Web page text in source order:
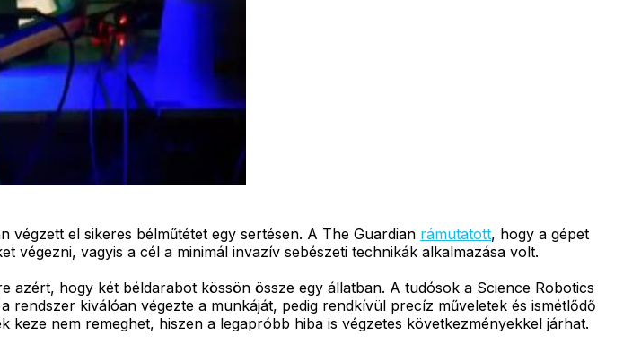
el sikeres bélműtétet egy sertésen. A The Guardian rámutatott, hogy a gépet
vagyis a cél a minimál invazív sebészeti technikák alkalmazása volt.
hogy két béldarabot kössön össze egy állatban. A tudósok a Science Robotics
kiválóan végezte a munkáját, pedig rendkívül precíz műveletek és ismétlődő
nem remeghet, hiszen a legapróbb hiba is végzetes következményekkel járhat.